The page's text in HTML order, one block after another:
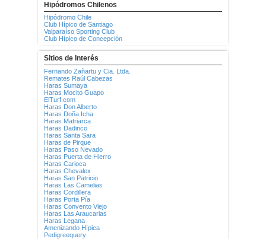
Hipódromos Chilenos
Hipódromo Chile
Club Hípico de Santiago
Valparaíso Sporting Club
Club Hípico de Concepción
Sitios de Interés
Fernando Zañartu y Cia. Ltda.
Remates Raúl Cabezas
Haras Sumaya
Haras Mocito Guapo
ElTurf.com
Haras Don Alberto
Haras Doña Icha
Haras Matriarca
Haras Dadinco
Haras Santa Sara
Haras de Pirque
Haras Paso Nevado
Haras Puerta de Hierro
Haras Carioca
Haras Chevalex
Haras San Patricio
Haras Las Camelias
Haras Cordillera
Haras Porta Pía
Haras Convento Viejo
Haras Las Araucarias
Haras Legana
Amenizando Hípica
Pedigreequery